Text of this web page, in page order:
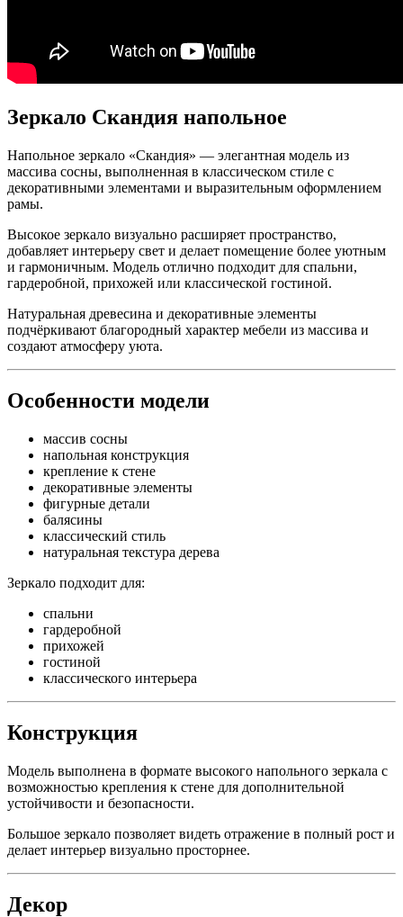
Зеркало Скандия напольное
Напольное зеркало «Скандия» — элегантная модель из
массива сосны, выполненная в классическом стиле с
декоративными элементами и выразительным оформлением
рамы.
Высокое зеркало визуально расширяет пространство,
добавляет интерьеру свет и делает помещение более уютным
и гармоничным. Модель отлично подходит для спальни,
гардеробной, прихожей или классической гостиной.
Натуральная древесина и декоративные элементы
подчёркивают благородный характер мебели из массива и
создают атмосферу уюта.
Особенности модели
массив сосны
напольная конструкция
крепление к стене
декоративные элементы
фигурные детали
балясины
классический стиль
натуральная текстура дерева
Зеркало подходит для:
спальни
гардеробной
прихожей
гостиной
классического интерьера
Конструкция
Модель выполнена в формате высокого напольного зеркала с
возможностью крепления к стене для дополнительной
устойчивости и безопасности.
Большое зеркало позволяет видеть отражение в полный рост и
делает интерьер визуально просторнее.
Декор